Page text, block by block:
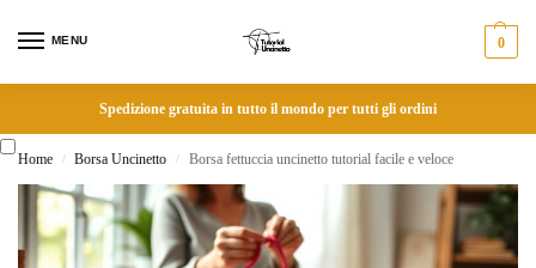
MENU 0
Spedizione gratuita in tutto il mondo per tutti gli ordini
Home / Borsa Uncinetto / Borsa fettuccia uncinetto tutorial facile e veloce